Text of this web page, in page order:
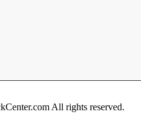
All rights reserved.